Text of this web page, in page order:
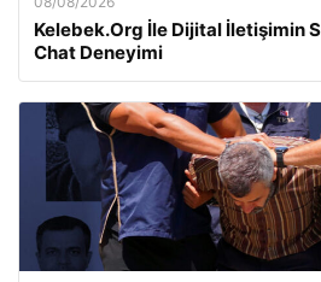
Kelebek.Org İle Dijital İletişimin
Chat Deneyimi